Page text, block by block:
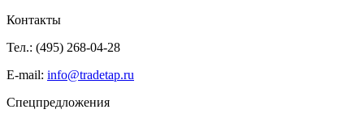
Контакты
Тел.: (495) 268-04-28
E-mail: info@tradetap.ru
Спецпредложения